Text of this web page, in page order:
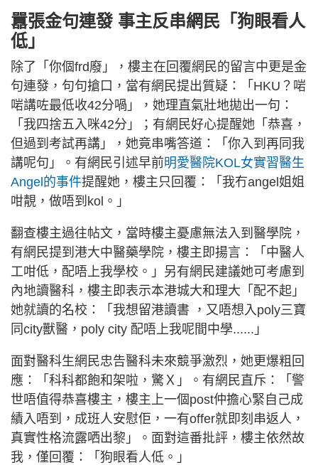
囂張金句連發 事主反串網民「狗眼看人
低」
除了「你個frd廢」，樓主在回覆網民的留言中更是金
句連發，句句搶口，當有網民提出質疑：「HKU？啱
啱講咗最低收42分喎」，她理直氣壯地拋出一句：
「我四捨五入咪42分」；有網民好心提醒她「恭喜，
但過到考試再講」，她竟串嘴答道：「你入到再同我
講呢句」。有網民引述早前明愛醫院KOL女實習醫生
Angel的事件提醒她，樓主只回覆：「我冇angel姐姐
咁靚，做唔到kol。」
翻查樓主過往帖文，當時樓主憂慮無法入到醫學院，
有網民提到港大中醫藥學院，樓主即揚言：「中醫人
工咁低，配唔上我學校。」另有網民建議她可考慮到
內地讀醫科，樓主即表示本港城大和理大「配不起」
她就讀的名校：「我想留港讀書 ，又唔想入poly三寶
同city獸醫，poly city 配唔上我呢間中學......」
面對醫科生網民忠告醫科未來競爭激烈，她更爆粗回
應：「科科都飽和架啦，驚Ｘ」。有網民直斥：「警
世唔值得恭喜樓主，樓主上一個post仲擔心緊自己成
績入唔到，成班人安慰佢，一有offer就即刻串返人，
真實性格流露哂出黎」。面對這番批評，樓主依然故
我，僅回覆：「狗眼看人低。」